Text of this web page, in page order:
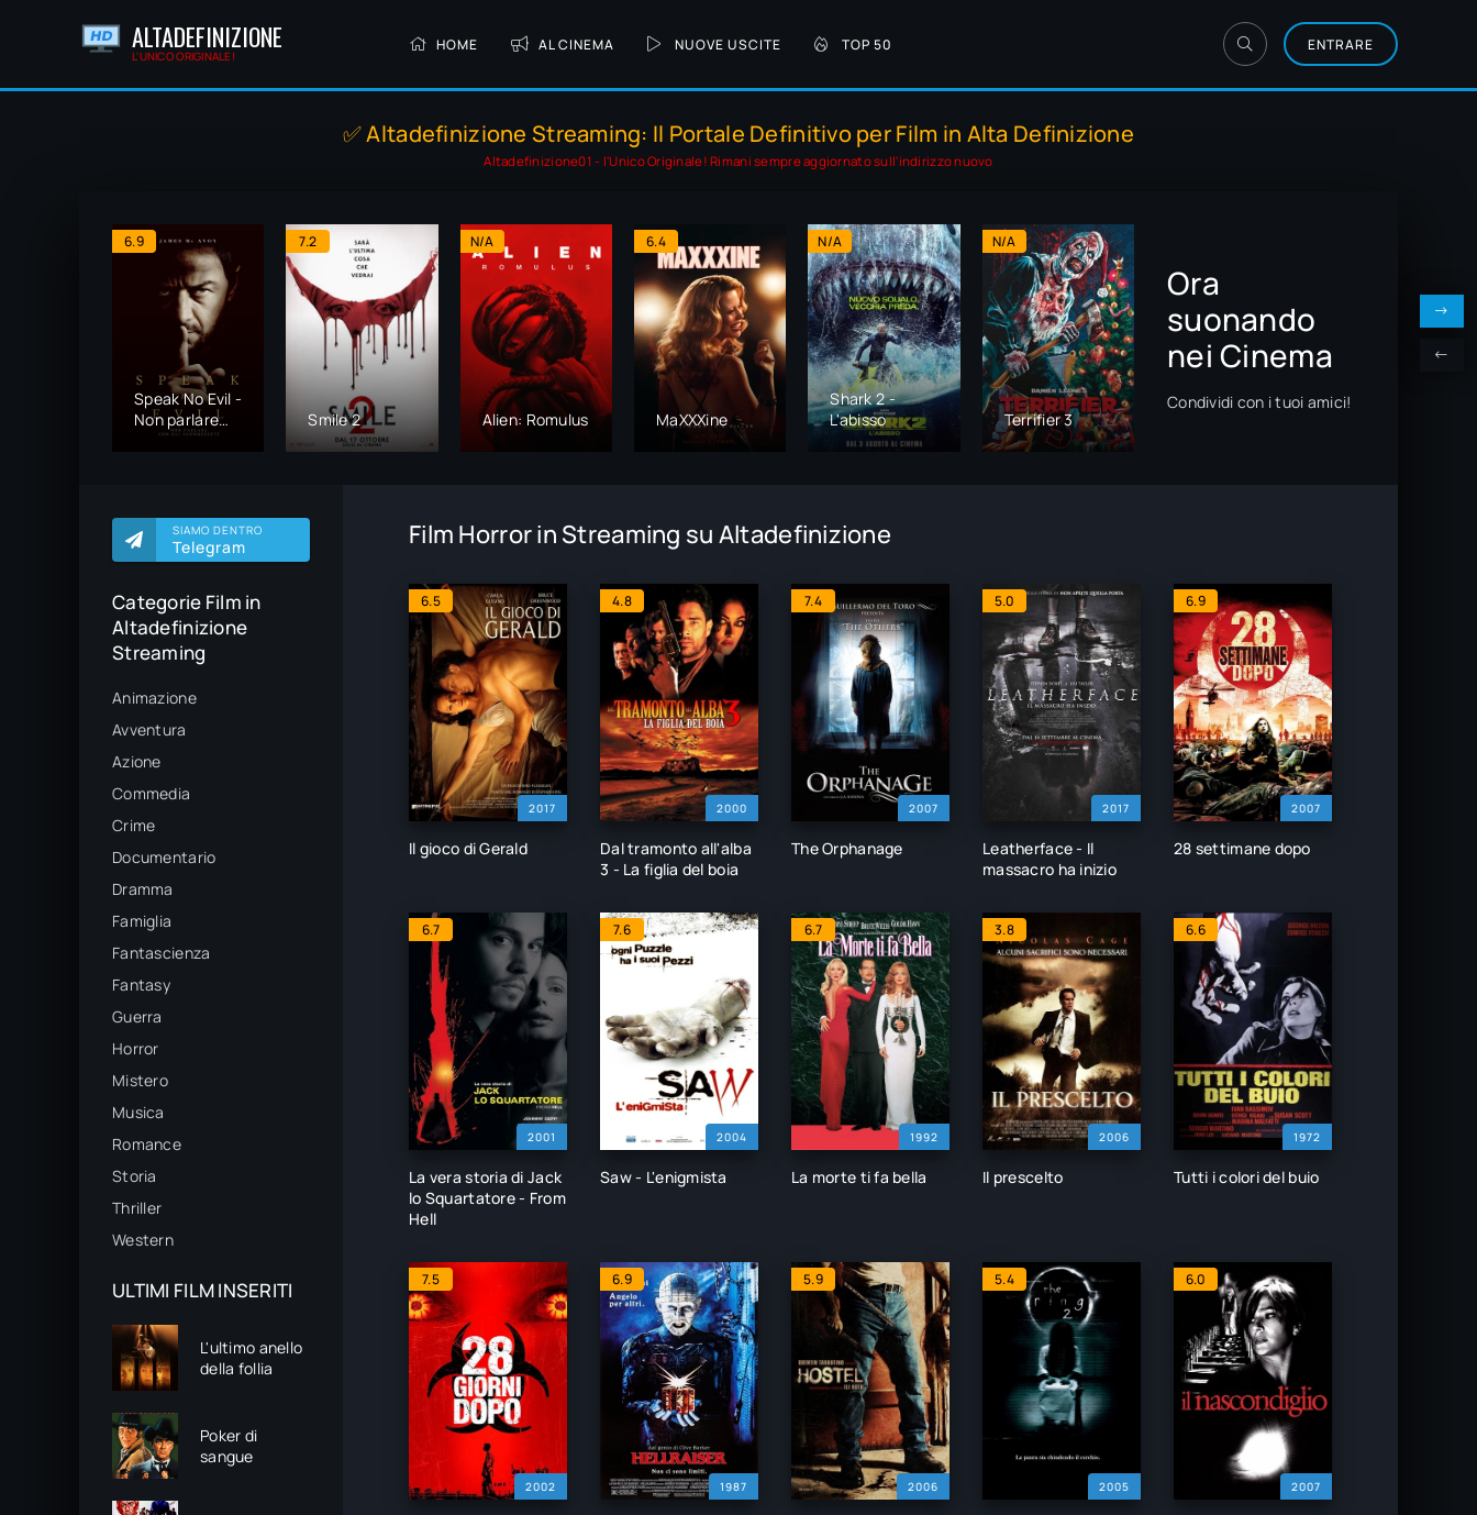
ALTADEFINIZIONE
L'UNICO ORIGINALE!
HOME AL CINEMA NUOVE USCITE TOP 50 ENTRARE
✅ Altadefinizione Streaming: Il Portale Definitivo per Film in Alta Definizione
Altadefinizione01 - l'Unico Originale! Rimani sempre aggiornato sull'indirizzo nuovo
6.9
Speak No Evil -
Non parlare
con gli
7.2
Smile 2
N/A
Alien: Romulus
6.4
MaXXXine
N/A
Shark 2 -
L'abisso
N/A
Terrifier 3
Ora
suonando
nei Cinema
Condividi con i tuoi amici!
SIAMO DENTRO
Telegram
Categorie Film in
Altadefinizione
Streaming
Animazione
Avventura
Azione
Commedia
Crime
Documentario
Dramma
Famiglia
Fantascienza
Fantasy
Guerra
Horror
Mistero
Musica
Romance
Storia
Thriller
Western
ULTIMI FILM INSERITI
L'ultimo anello
della follia
Poker di
sangue
Film Horror in Streaming su Altadefinizione
2017
6.5
Il gioco di Gerald
2000
4.8
Dal tramonto all'alba
3 - La figlia del boia
2007
7.4
The Orphanage
2017
5.0
Leatherface - Il
massacro ha inizio
2007
6.9
28 settimane dopo
2001
6.7
La vera storia di Jack
lo Squartatore - From
Hell
2004
7.6
Saw - L'enigmista
1992
6.7
La morte ti fa bella
2006
3.8
Il prescelto
1972
6.6
Tutti i colori del buio
2002
7.5
1987
6.9
2006
5.9
2005
5.4
2007
6.0